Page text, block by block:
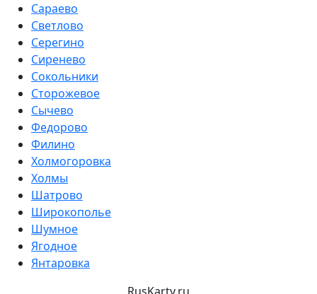
Сараево
Светлово
Серегино
Сиренево
Сокольники
Сторожевое
Сычево
Федорово
Филино
Холмогоровка
Холмы
Шатрово
Широкополье
Шумное
Ягодное
Янтаровка